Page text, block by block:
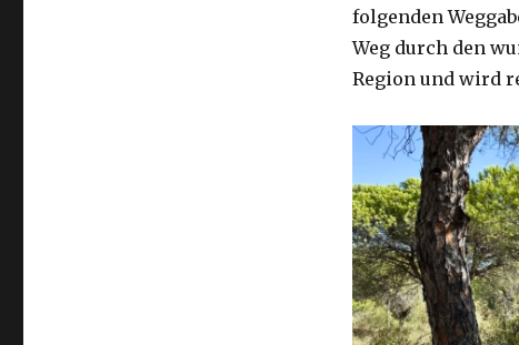
folgenden
Weg durch den
Region und wird